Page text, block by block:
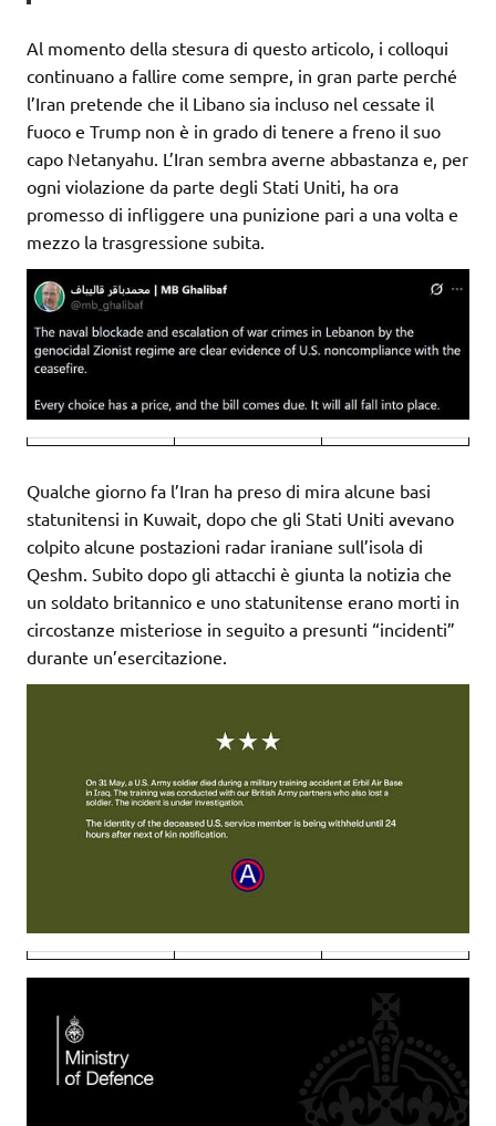
Al momento della stesura di questo articolo, i colloqui
continuano a fallire come sempre, in gran parte perché
l’Iran pretende che il Libano sia incluso nel cessate il
fuoco e Trump non è in grado di tenere a freno il suo
capo Netanyahu. L’Iran sembra averne abbastanza e, per
ogni violazione da parte degli Stati Uniti, ha ora
promesso di infliggere una punizione pari a una volta e
mezzo la trasgressione subita.
Qualche giorno fa l’Iran ha preso di mira alcune basi
statunitensi in Kuwait, dopo che gli Stati Uniti avevano
colpito alcune postazioni radar iraniane sull’isola di
Qeshm. Subito dopo gli attacchi è giunta la notizia che
un soldato britannico e uno statunitense erano morti in
circostanze misteriose in seguito a presunti “incidenti”
durante un’esercitazione.